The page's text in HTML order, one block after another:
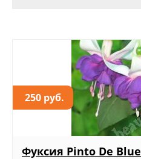
250 руб.
Фуксия Pinto De Blue